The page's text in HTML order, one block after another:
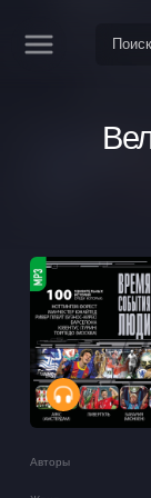
Авторы